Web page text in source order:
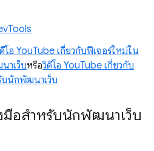
โอ YouTube เกี่ยวกับฟีเจอร์ใหม่ใน
าเว็บหรือวิดีโอ YouTube เกี่ยวกับ
บนักพัฒนาเว็บ
มือสำหรับนักพัฒนาเว็บ